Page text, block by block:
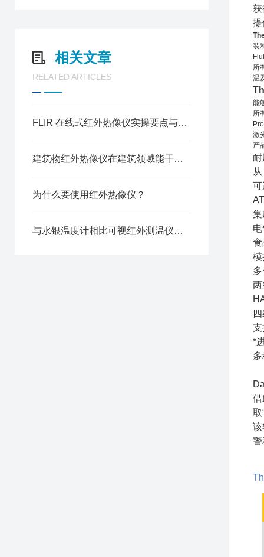
相关文章
RELATED ARTICLES
FLIR 在线式红外热像仪实操要点与数据解读方法
建筑物红外热像仪在建筑领域能干的事情还真不少
为什么要使用红外热像仪？
与水银温度计相比可视红外测温仪非常安全和卫生
获
提
装
所
温
能
所
激
产
耐
可
集
食
模
两
支
*
取
该
警